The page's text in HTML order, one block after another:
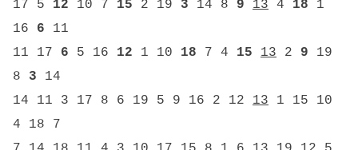
17 5 12 10 7 15 2 19 3 14 8 9 13 4 18 1
16 6 11
11 17 6 5 16 12 1 10 18 7 4 15 13 2 9 19
8 3 14
14 11 3 17 8 6 19 5 9 16 2 12 13 1 15 10
4 18 7